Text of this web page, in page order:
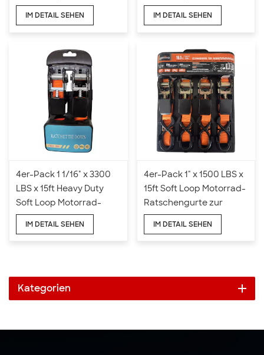
Befestigung mit S-Haken
IM DETAIL SEHEN
Befestigung mit S-Haken
IM DETAIL SEHEN
4er-Pack 1 1/16" x 3300
LBS x 15ft Heavy Duty
Soft Loop Motorrad-
Ratschengurte
IM DETAIL SEHEN
4er-Pack 1" x 1500 LBS x
15ft Soft Loop Motorrad-
Ratschengurte zur
Befestigung
IM DETAIL SEHEN
Kategorien